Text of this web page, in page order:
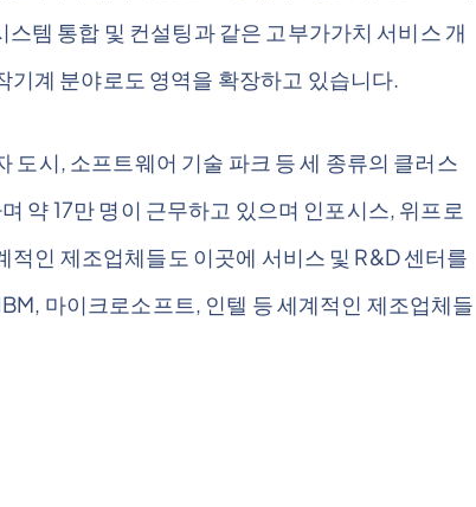
템 통합 및 컨설팅과 같은 고부가가치 서비스 개
계 분야로도 영역을 확장하고 있습니다.
도시, 소프트웨어 기술 파크 등 세 종류의 클러스
약 17만 명이 근무하고 있으며 인포시스, 위프로
인 제조업체들도 이곳에 서비스 및 R&D 센터를
마이크로소프트, 인텔 등 세계적인 제조업체들